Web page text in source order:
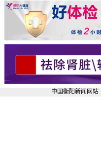
中国衡阳新闻网站